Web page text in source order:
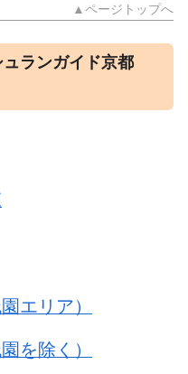
▲ページトップへ
ュランガイド京都
エリア）
を除く）